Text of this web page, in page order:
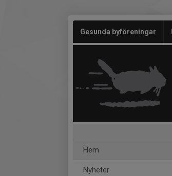
Gesunda byföreningar
Hem
Nyheter